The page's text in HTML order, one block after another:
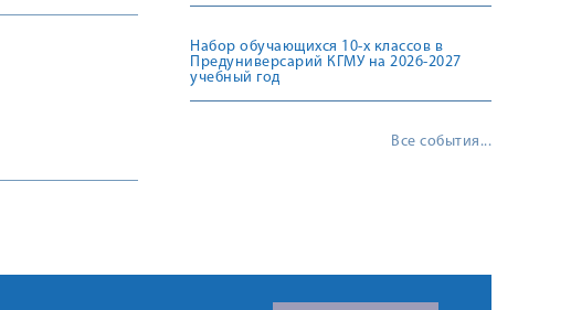
Набор обучающихся 10-х классов в
Предуниверсарий КГМУ на 2026-2027
учебный год
Все события...